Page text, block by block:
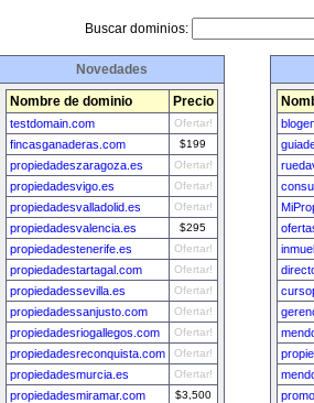
Buscar dominios:
Novedades
Nombre de dominio Precio
testdomain.com Ofertar!
fincasganaderas.com $199
propiedadeszaragoza.es Ofertar!
propiedadesvigo.es Ofertar!
propiedadesvalladolid.es Ofertar!
propiedadesvalencia.es $295
propiedadestenerife.es Ofertar!
propiedadestartagal.com Ofertar!
propiedadessevilla.es Ofertar!
propiedadessanjusto.com Ofertar!
propiedadesriogallegos.com Ofertar!
propiedadesreconquista.com Ofertar!
propiedadesmurcia.es Ofertar!
propiedadesmiramar.com $3,500